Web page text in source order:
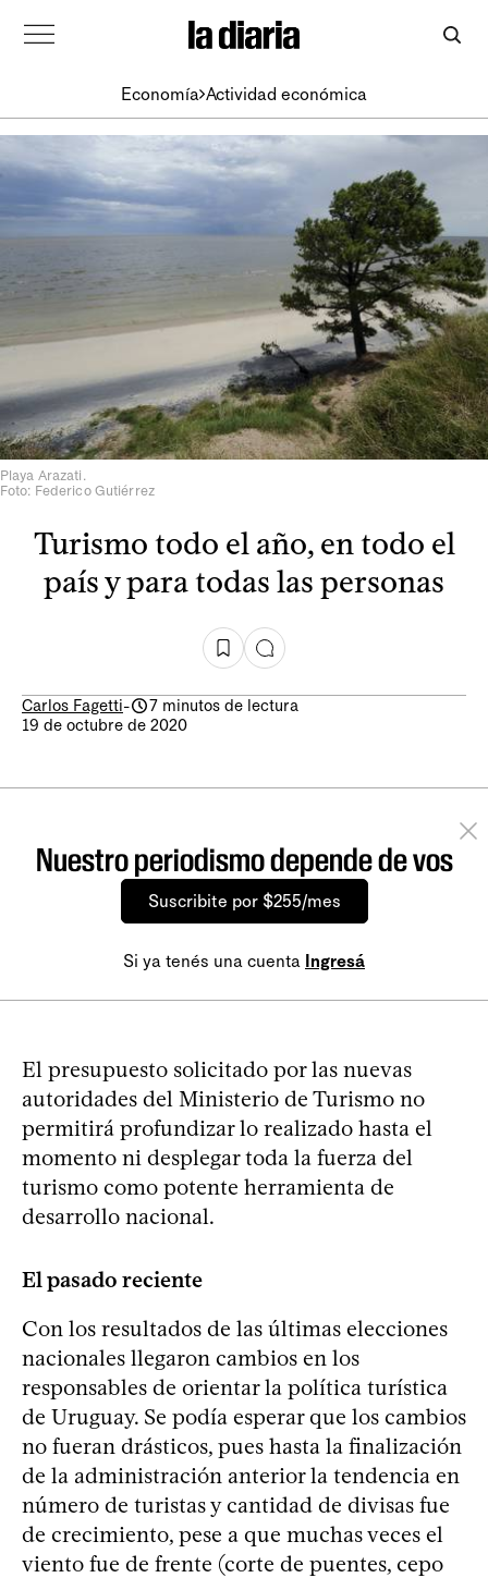
Economía Actividad económica
Playa Arazati.
Foto: Federico Gutiérrez
Turismo todo el año, en todo el
país y para todas las personas
Carlos Fagetti-
7 minutos de lectura
19 de octubre de 2020
Nuestro periodismo depende de vos
Suscribite por $255/mes
Si ya tenés una cuenta Ingresá
El presupuesto solicitado por las nuevas
autoridades del Ministerio de Turismo no
permitirá profundizar lo realizado hasta el
momento ni desplegar toda la fuerza del
turismo como potente herramienta de
desarrollo nacional.
El pasado reciente
Con los resultados de las últimas elecciones
nacionales llegaron cambios en los
responsables de orientar la política turística
de Uruguay. Se podía esperar que los cambios
no fueran drásticos, pues hasta la finalización
de la administración anterior la tendencia en
número de turistas y cantidad de divisas fue
de crecimiento, pese a que muchas veces el
viento fue de frente (corte de puentes, cepo